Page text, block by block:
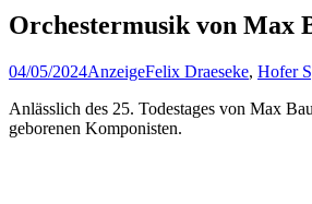
Orchestermusik von Max
04/05/2024AnzeigeFelix Draeseke, Hofer
Anlässlich des 25. Todestages von Max
geborenen Komponisten.